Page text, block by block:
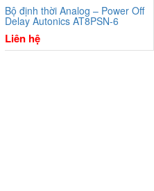
Bộ định thời Analog – Power Off
Delay Autonics AT8PSN-6
Liên hệ